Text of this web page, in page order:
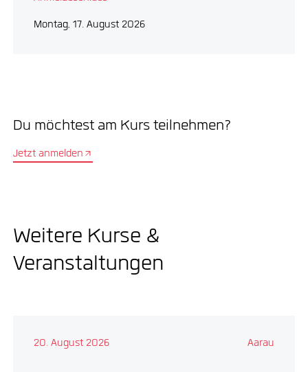
Montag, 17. August 2026
Du möchtest am Kurs teilnehmen?
Jetzt anmelden
Weitere Kurse &
Veranstaltungen
20. August 2026 Aarau